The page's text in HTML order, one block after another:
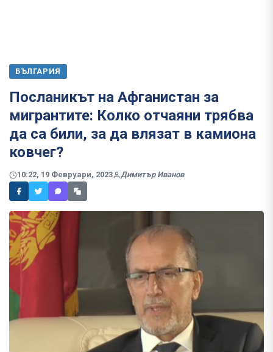
БЪЛГАРИЯ
Посланикът на Афганистан за
мигрантите: Колко отчаяни трябва
да са били, за да влязат в камиона
ковчег?
10:22, 19 Февруари, 2023 Димитър Иванов